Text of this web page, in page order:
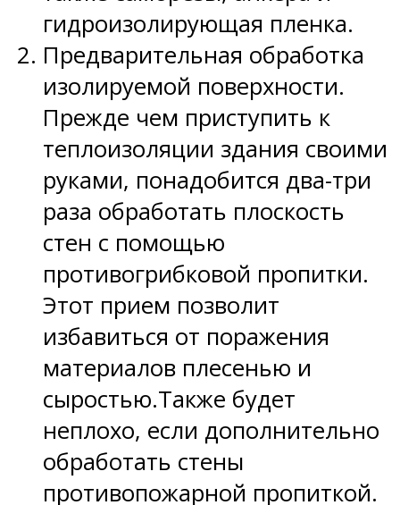
гидроизолирующая пленка.
Предварительная обработка
изолируемой поверхности.
Прежде чем приступить к
теплоизоляции здания своими
руками, понадобится два-три
раза обработать плоскость
стен с помощью
противогрибковой пропитки.
Этот прием позволит
избавиться от поражения
материалов плесенью и
сыростью.Также будет
неплохо, если дополнительно
обработать стены
противопожарной пропиткой.